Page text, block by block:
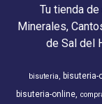
Tu tienda
Minerales,
de Sal del
bisuteria bisuteria-
bisuteria-online